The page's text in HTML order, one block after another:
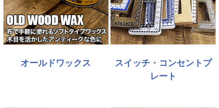
オールドワックス
スイッチ・コンセントプ
レート